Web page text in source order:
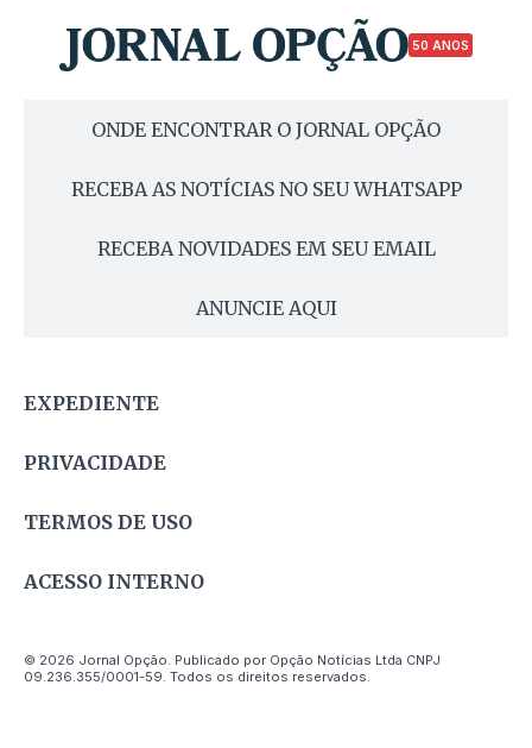
50 ANOS
ONDE ENCONTRAR O JORNAL OPÇÃO
RECEBA AS NOTÍCIAS NO SEU WHATSAPP
RECEBA NOVIDADES EM SEU EMAIL
ANUNCIE AQUI
EXPEDIENTE
PRIVACIDADE
TERMOS DE USO
ACESSO INTERNO
© 2026 Jornal Opção. Publicado por Opção Notícias Ltda CNPJ
09.236.355/0001-59. Todos os direitos reservados.